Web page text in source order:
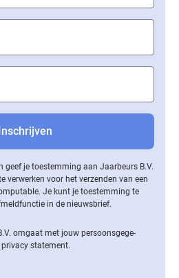
geef je toestemming aan Jaarbeurs B.V.
verwerken voor het verzenden van een
Je kunt je toestemming te
in de nieuwsbrief.
omgaat met jouw per­soons­ge­ge­
statement.